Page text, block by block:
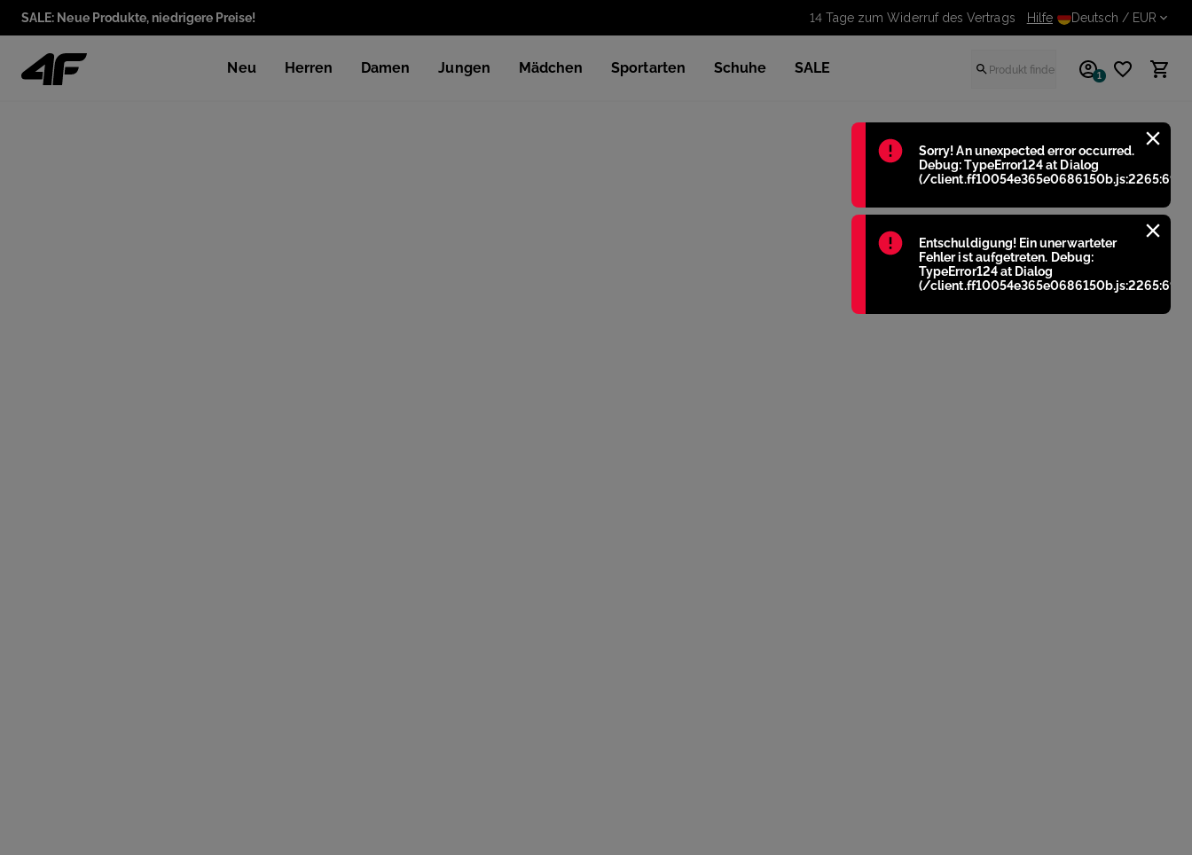
Błąd:
Sorry! An unexpected error occurred.
Debug: TypeError124 at Dialog
(/client.ff10054e365e0686150b.js:2265:698)
Błąd:
Entschuldigung! Ein unerwarteter
Fehler ist aufgetreten. Debug:
TypeError124 at Dialog
(/client.ff10054e365e0686150b.js:2265:698)
SALE: Neue Produkte, niedrigere Preise! 14 Tage zum Widerruf des Vertrags Hilfe Deutsch / EUR
Neu Herren Damen Jungen Mädchen Sportarten Schuhe SALE 1